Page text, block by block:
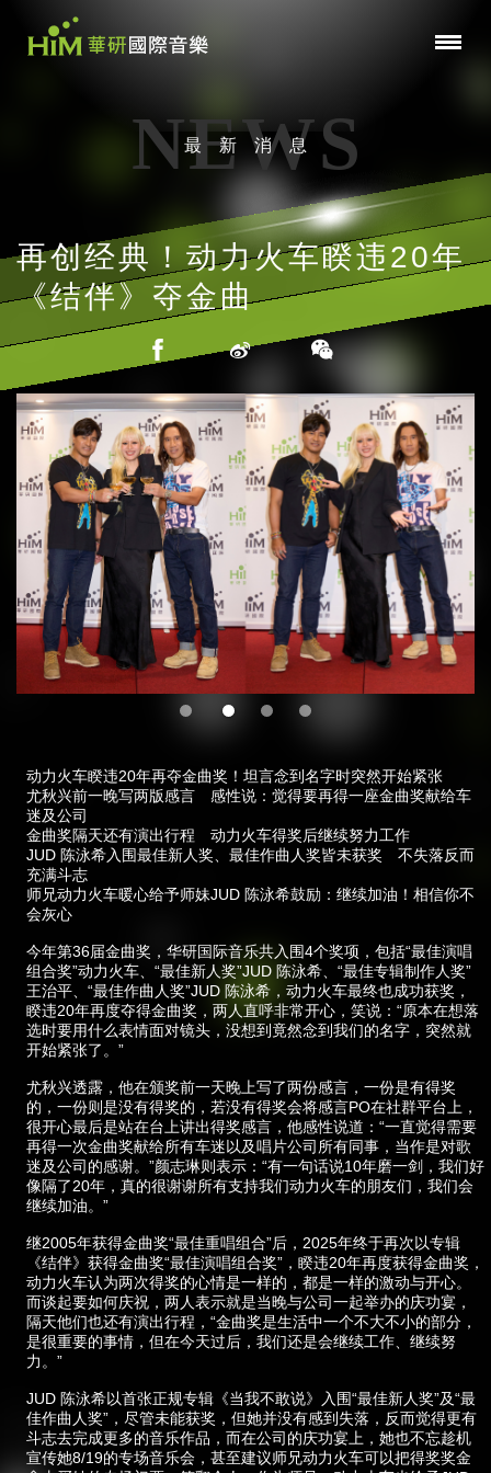
最新消息
NEWS
再创经典！动力火车睽违20年
《结伴》夺金曲
动力火车睽违20年再夺金曲奖！坦言念到名字时突然开始紧张
尤秋兴前一晚写两版感言 感性说：觉得要再得一座金曲奖献给车
迷及公司
金曲奖隔天还有演出行程 动力火车得奖后继续努力工作
JUD 陈泳希入围最佳新人奖、最佳作曲人奖皆未获奖 不失落反而
充满斗志
师兄动力火车暖心给予师妹JUD 陈泳希鼓励：继续加油！相信你不
会灰心
今年第36届金曲奖，华研国际音乐共入围4个奖项，包括“最佳演唱
组合奖”动力火车、“最佳新人奖”JUD 陈泳希、“最佳专辑制作人奖”
王治平、“最佳作曲人奖”JUD 陈泳希，动力火车最终也成功获奖，
睽违20年再度夺得金曲奖，两人直呼非常开心，笑说：“原本在想落
选时要用什么表情面对镜头，没想到竟然念到我们的名字，突然就
开始紧张了。”
尤秋兴透露，他在颁奖前一天晚上写了两份感言，一份是有得奖
的，一份则是没有得奖的，若没有得奖会将感言PO在社群平台上，
很开心最后是站在台上讲出得奖感言，他感性说道：“一直觉得需要
再得一次金曲奖献给所有车迷以及唱片公司所有同事，当作是对歌
迷及公司的感谢。”颜志琳则表示：“有一句话说10年磨一剑，我们好
像隔了20年，真的很谢谢所有支持我们动力火车的朋友们，我们会
继续加油。”
继2005年获得金曲奖“最佳重唱组合”后，2025年终于再次以专辑
《结伴》获得金曲奖“最佳演唱组合奖”，睽违20年再度获得金曲奖，
动力火车认为两次得奖的心情是一样的，都是一样的激动与开心。
而谈起要如何庆祝，两人表示就是当晚与公司一起举办的庆功宴，
隔天他们也还有演出行程，“金曲奖是生活中一个不大不小的部分，
是很重要的事情，但在今天过后，我们还是会继续工作、继续努
力。”
JUD 陈泳希以首张正规专辑《当我不敢说》入围“最佳新人奖”及“最
佳作曲人奖”，尽管未能获奖，但她并没有感到失落，反而觉得更有
斗志去完成更多的音乐作品，而在公司的庆功宴上，她也不忘趁机
宣传她8/19的专场音乐会，甚至建议师兄动力火车可以把得奖奖金